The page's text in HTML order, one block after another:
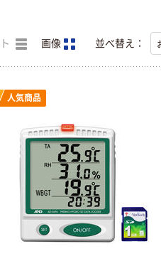
画像 並べ替え：
人気商品